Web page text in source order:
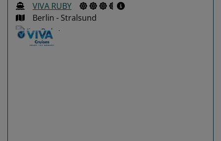
VIVA RUBY
Berlin - Stralsund